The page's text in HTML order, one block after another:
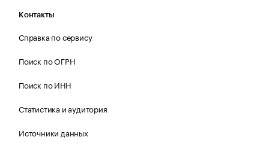
Контакты
Справка по сервису
Поиск по ОГРН
Поиск по ИНН
Статистика и аудитория
Источники данных